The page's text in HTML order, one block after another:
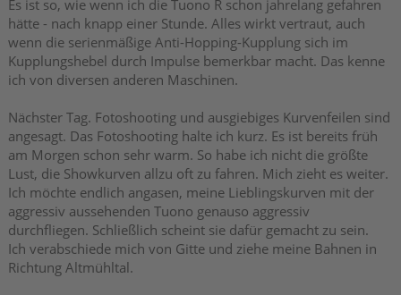
Es ist so, wie wenn ich die Tuono R schon jahrelang gefahren
hätte - nach knapp einer Stunde. Alles wirkt vertraut, auch
wenn die serienmäßige Anti-Hopping-Kupplung sich im
Kupplungshebel durch Impulse bemerkbar macht. Das kenne
ich von diversen anderen Maschinen.
Nächster Tag. Fotoshooting und ausgiebiges Kurvenfeilen sind
angesagt. Das Fotoshooting halte ich kurz. Es ist bereits früh
am Morgen schon sehr warm. So habe ich nicht die größte
Lust, die Showkurven allzu oft zu fahren. Mich zieht es weiter.
Ich möchte endlich angasen, meine Lieblingskurven mit der
aggressiv aussehenden Tuono genauso aggressiv
durchfliegen. Schließlich scheint sie dafür gemacht zu sein.
Ich verabschiede mich von Gitte und ziehe meine Bahnen in
Richtung Altmühltal.